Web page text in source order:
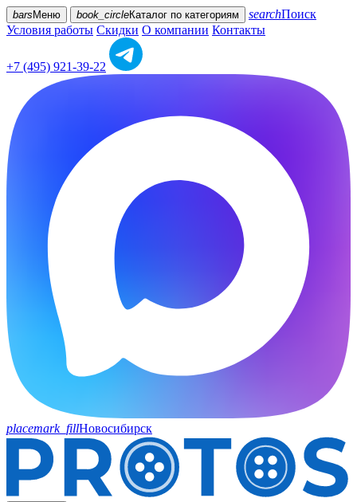
bars Меню book_circleКаталог по категориям searchПоиск
Условия работы Скидки О компании Контакты
+7 (495) 921-39-22
placemark_fillНовосибирск